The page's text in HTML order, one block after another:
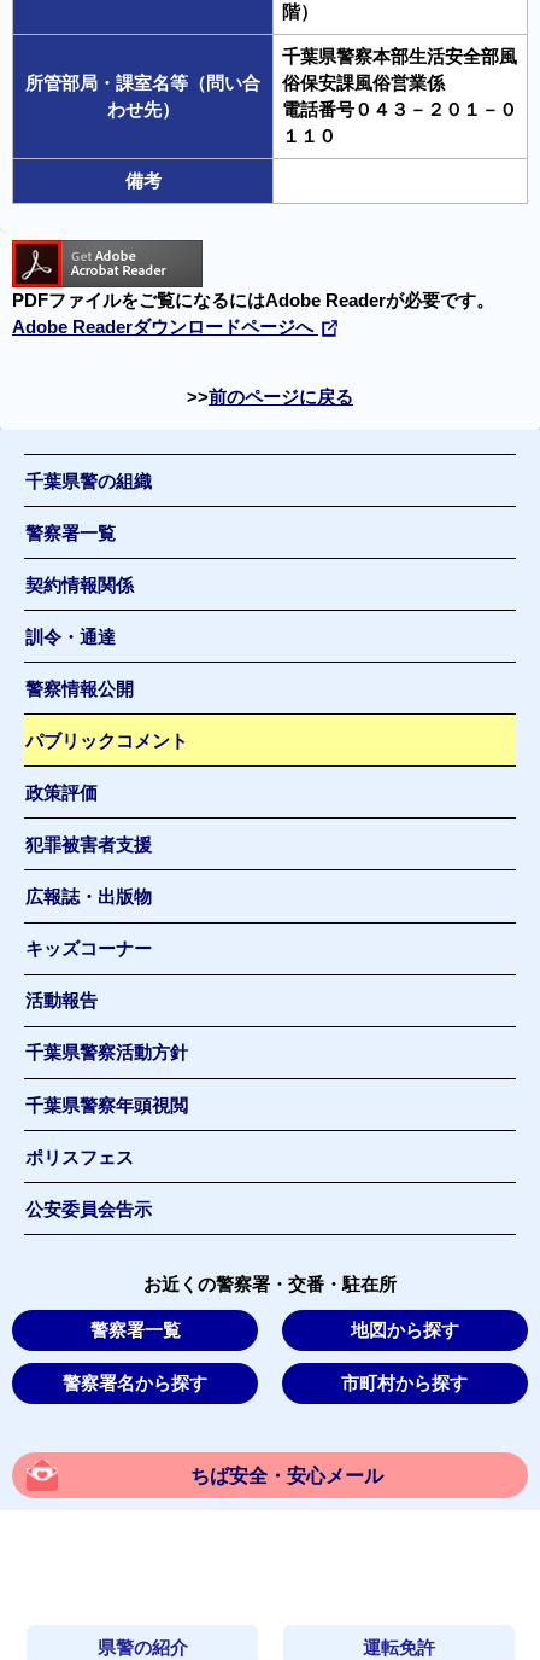
階）
所管部局・課室名等（問い合
わせ先）
千葉県警察本部生活安全部風
俗保安課風俗営業係
電話番号０４３－２０１－０
１１０
備考
PDFファイルをご覧になるにはAdobe Readerが必要です。
Adobe Readerダウンロードページへ
前のページに戻る
千葉県警の組織
警察署一覧
契約情報関係
訓令・通達
警察情報公開
パブリックコメント
政策評価
犯罪被害者支援
広報誌・出版物
キッズコーナー
活動報告
千葉県警察活動方針
千葉県警察年頭視閲
ポリスフェス
公安委員会告示
お近くの警察署・交番・駐在所
警察署一覧 地図から探す
警察署名から探す 市町村から探す
ちば安全・安心メール
県警の紹介 運転免許